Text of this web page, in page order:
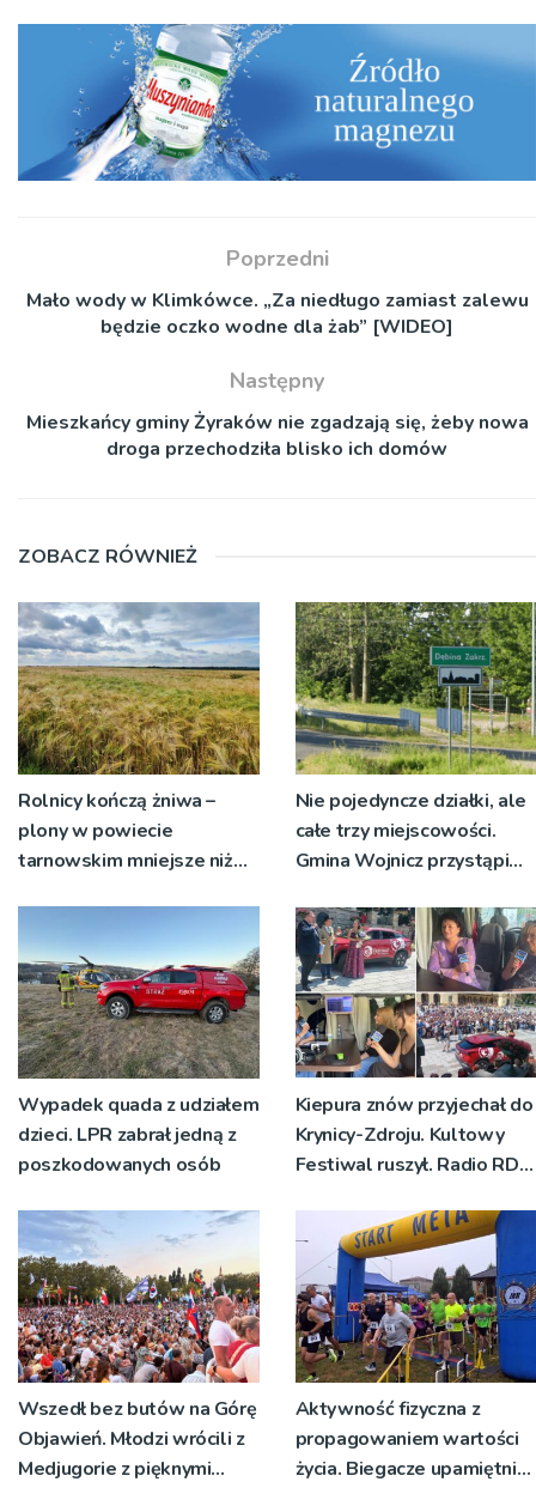
Poprzedni
Mało wody w Klimkówce. „Za niedługo zamiast zalewu
będzie oczko wodne dla żab” [WIDEO]
Następny
Mieszkańcy gminy Żyraków nie zgadzają się, żeby nowa
droga przechodziła blisko ich domów
ZOBACZ RÓWNIEŻ
Rolnicy kończą żniwa –
plony w powiecie
tarnowskim mniejsze niż
Nie pojedyncze działki, ale
całe trzy miejscowości.
Gmina Wojnicz przystąpi
planistycznych
Wypadek quada z udziałem
dzieci. LPR zabrał jedną z
poszkodowanych osób
Kiepura znów przyjechał do
Krynicy-Zdroju. Kultowy
Festiwal ruszył. Radio RDN
żywo [ZDJĘCIA]
Wszedł bez butów na Górę
Objawień. Młodzi wrócili z
Medjugorie z pięknymi
Aktywność fizyczna z
propagowaniem wartości
życia. Biegacze upamiętnili